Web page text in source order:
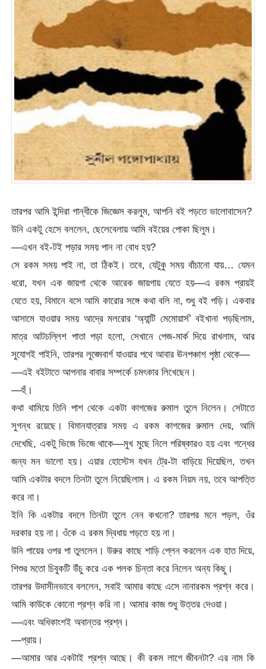
তারপর আমি ইন্দিরা গান্ধীকে জিজ্ঞেস করলুম, আপনি বই পড়তে ভালোবাসেন?
উনি একটু হেসে বললেন, ছেলেবেলায় আমি বইয়ের পোকা ছিলুম।
—এখন বই-টই পড়ার সময় পান না বোধ হয়?
সে রকম সময় পাই না, তা ঠিকই। তবে, যেটুকু সময় বাঁচানো যায়… যেমন
ধরো, যখন এক জায়গা থেকে আরেক জায়গায় যেতে হয়—এ রকম প্রায়ই
যেতে হয়, বিমানে বসে আমি কারোর সঙ্গে কথা বলি না, শুধু বই পড়ি। একবার
আসামে যাওয়ার সময় আদ্রে মলরোর ‘অ্যান্টি মেমোয়ার্স’ বইখানা পড়ছিলাম,
মাত্র আটচল্লিশ পাতা পড়া হলো, সেখানে পেজ-মার্ক দিয়ে রাখলাম, আর
সুযোগই পাইনি, তারপর লুঙ্মেবার্গ যাওয়ার পথে আবার ঊনপঞ্চাশ পৃষ্ঠা থেকে—
—এই বইটাতে আপনার বাবার সম্পর্কে চমৎকার লিখেছেন।
—হুঁ।
কথা থামিয়ে তিনি পাশ থেকে একটা কাগজের রুমাল তুলে নিলেন। সেটাতে
সুগন্ধ রয়েছে। বিমানযাত্রার সময় এ রকম কাগজের রুমাল দেয়, আমি
দেখেছি, একটু ভিজে ভিজে থাকে—মুখ মুছে নিলে পরিষ্কারও হয় এবং গন্ধের
জন্য মন ভালো হয়। এয়ার হোস্টেস যখন ট্রে-টা বাড়িয়ে দিয়েছিল, তখন
আমি একটার বদলে তিনটা তুলে নিয়েছিলাম। এ রকম নিয়ম নয়, তবে আপত্তি
করে না।
ইনি কি একটার বদলে তিনটা তুলে নেন কখনো? তারপর মনে পড়ল, ওঁর
দরকার হয় না। ওঁকে এ রকম দ্বিধায় পড়তে হয় না।
উনি পায়ের ওপর পা তুললেন। উরুর কাছে শাড়ি প্লেন করলেন এক হাত দিয়ে,
শিশুর মতো চিবুকটি উঁচু করে এক পলক চিন্তা করে নিলেন অন্য কিছু।
তারপর উদাসীনভাবে বললেন, সবাই আমার কাছে এসে নানারকম প্রশ্ন করে।
আমি কাউকে কোনো প্রশ্ন করি না। আমার কাজ শুধু উত্তর দেওয়া।
—এবং অধিকাংশই অবান্তর প্রশ্ন।
—প্রায়।
—আমার আর একটাই প্রশ্ন আছে। কী রকম লাগে জীবনটা? এর নাম কি